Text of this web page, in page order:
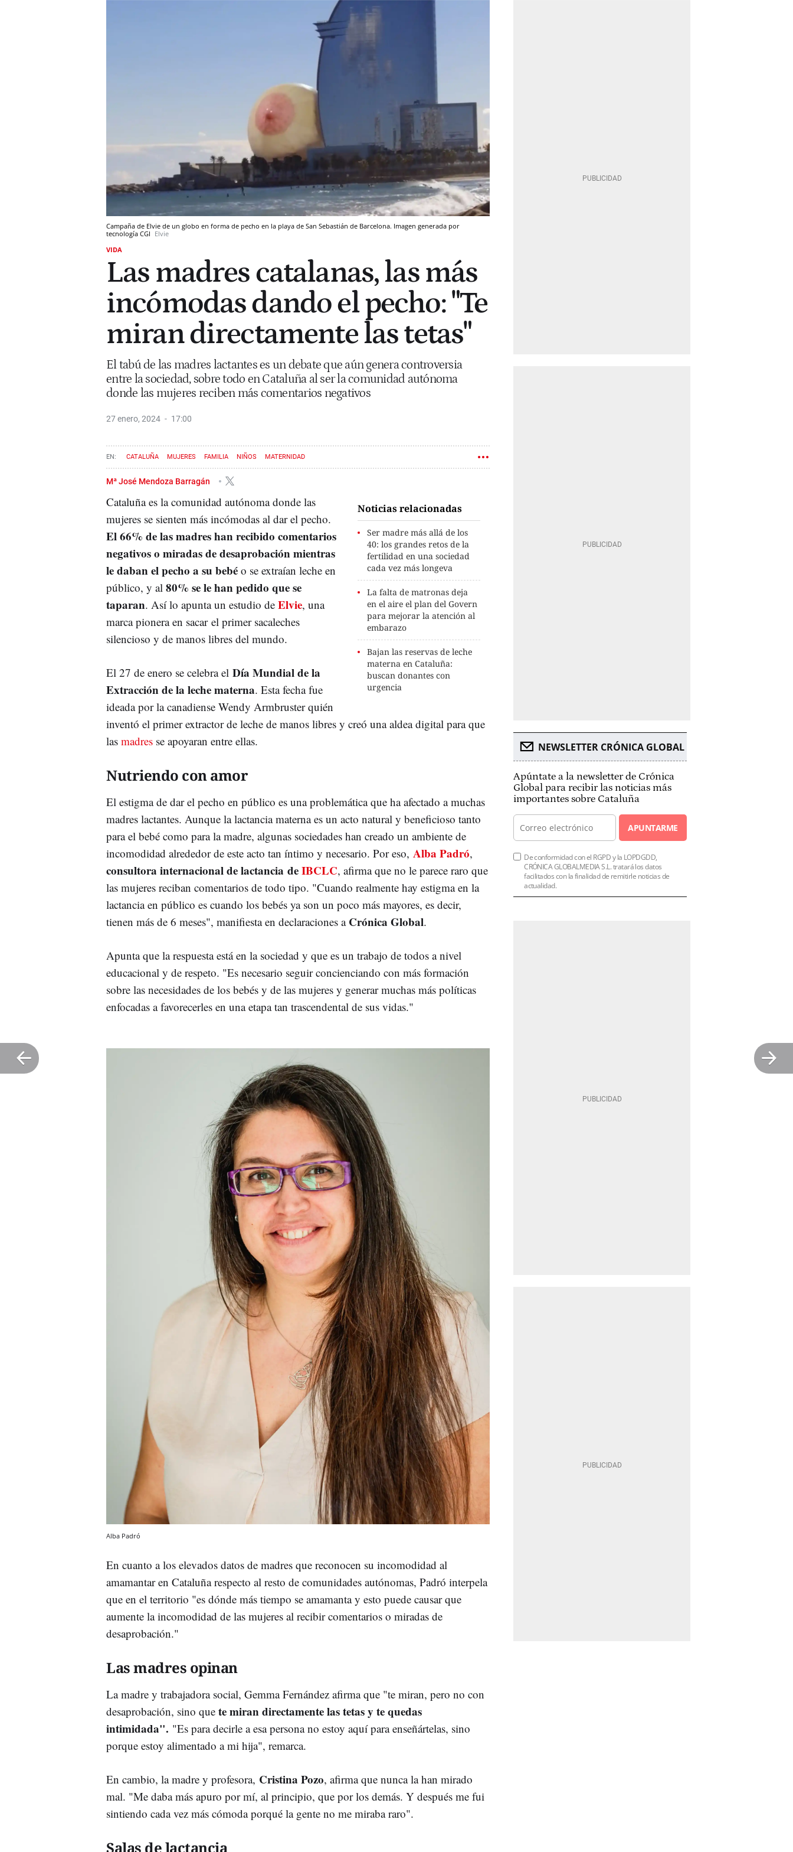
Campaña de Elvie de un globo en forma de pecho en la playa de San Sebastián de Barcelona. Imagen generada por
tecnología CGI Elvie
VIDA
Las madres catalanas, las más
incómodas dando el pecho: "Te
miran directamente las tetas"
El tabú de las madres lactantes es un debate que aún genera controversia
entre la sociedad, sobre todo en Cataluña al ser la comunidad autónoma
donde las mujeres reciben más comentarios negativos
27 enero, 2024 17:00
CATALUÑA MUJERES FAMILIA NIÑOS MATERNIDAD
Mª José Mendoza Barragán
Noticias relacionadas
Ser madre más allá de los
40: los grandes retos de la
fertilidad en una sociedad
cada vez más longeva
La falta de matronas deja
en el aire el plan del Govern
para mejorar la atención al
embarazo
Bajan las reservas de leche
materna en Cataluña:
buscan donantes con
urgencia
Cataluña es la comunidad autónoma donde las
mujeres se sienten más incómodas al dar el pecho.
El 66% de las madres han recibido comentarios
negativos o miradas de desaprobación mientras
le daban el pecho a su bebé o se extraían leche en
público, y al 80% se le han pedido que se
taparan. Así lo apunta un estudio de Elvie, una
marca pionera en sacar el primer sacaleches
silencioso y de manos libres del mundo.
El 27 de enero se celebra el Día Mundial de la
Extracción de la leche materna. Esta fecha fue
ideada por la canadiense Wendy Armbruster quién
inventó el primer extractor de leche de manos libres y creó una aldea digital para que
las madres se apoyaran entre ellas.
Nutriendo con amor
El estigma de dar el pecho en público es una problemática que ha afectado a muchas
madres lactantes. Aunque la lactancia materna es un acto natural y beneficioso tanto
para el bebé como para la madre, algunas sociedades han creado un ambiente de
incomodidad alrededor de este acto tan íntimo y necesario. Por eso, Alba Padró,
consultora internacional de lactancia deIBCLC, afirma que no le parece raro que
las mujeres reciban comentarios de todo tipo. "Cuando realmente hay estigma en la
lactancia en público es cuando los bebés ya son un poco más mayores, es decir,
tienen más de 6 meses", manifiesta en declaraciones a Crónica Global.
Apunta que la respuesta está en la sociedad y que es un trabajo de todos a nivel
educacional y de respeto. "Es necesario seguir concienciando con más formación
sobre las necesidades de los bebés y de las mujeres y generar muchas más políticas
enfocadas a favorecerles en una etapa tan trascendental de sus vidas."
Alba Padró
En cuanto a los elevados datos de madres que reconocen su incomodidad al
amamantar en Cataluña respecto al resto de comunidades autónomas, Padró interpela
que en el territorio "es dónde más tiempo se amamanta y esto puede causar que
aumente la incomodidad de las mujeres al recibir comentarios o miradas de
desaprobación."
Las madres opinan
La madre y trabajadora social, Gemma Fernández afirma que "te miran, pero no con
desaprobación, sino que te miran directamente las tetas y te quedas
intimidada". "Es para decirle a esa persona no estoy aquí para enseñártelas, sino
porque estoy alimentado a mi hija", remarca.
En cambio, la madre y profesora, Cristina Pozo, afirma que nunca la han mirado
mal. "Me daba más apuro por mí, al principio, que por los demás. Y después me fui
sintiendo cada vez más cómoda porqué la gente no me miraba raro".
Salas de lactancia
NEWSLETTER CRÓNICA GLOBAL
Apúntate a la newsletter de Crónica
Global para recibir las noticias más
importantes sobre Cataluña
APUNTARME
De conformidad con el RGPD y la LOPDGDD,
CRÓNICA GLOBALMEDIA S.L. tratará los datos
facilitados con la finalidad de remitirle noticias de
actualidad.